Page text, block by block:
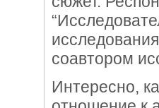
соавтором
Интересно,